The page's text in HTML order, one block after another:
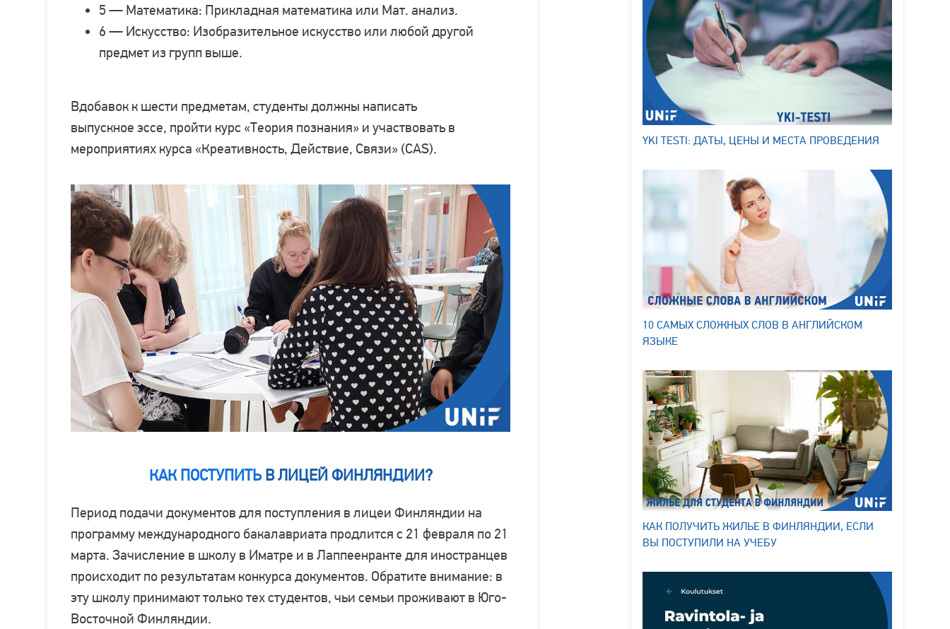
5 — Математика: Прикладная математика или Мат. анализ.
6 — Искусство: Изобразительное искусство или любой другой
предмет из групп выше.
Вдобавок к шести предметам, студенты должны написать
выпускное эссе, пройти курс «Теория познания» и участвовать в
мероприятиях курса «Креативность, Действие, Связи» (CAS).
КАК ПОСТУПИТЬВ ЛИЦЕЙ ФИНЛЯНДИИ?
Период подачи документов для поступления в лицеи Финляндии на
программу международного бакалавриата продлится с 21 февраля по 21
марта. Зачисление в школу в Иматре и в Лаппеенранте для иностранцев
происходит по результатам конкурса документов. Обратите внимание: в
эту школу принимают только тех студентов, чьи семьи проживают в Юго-
Восточной Финляндии.
YKI TESTI: ДАТЫ, ЦЕНЫ И МЕСТА ПРОВЕДЕНИЯ
10 САМЫХ СЛОЖНЫХ СЛОВ В АНГЛИЙСКОМ
ЯЗЫКЕ
КАК ПОЛУЧИТЬ ЖИЛЬЕ В ФИНЛЯНДИИ, ЕСЛИ
ВЫ ПОСТУПИЛИ НА УЧЕБУ